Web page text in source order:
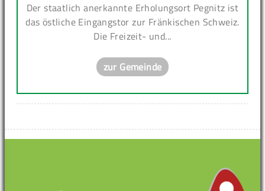
Der staatlich anerkannte Erholungsort Pegnitz ist
das östliche Eingangstor zur Fränkischen Schweiz.
Die Freizeit- und...
zur Gemeinde